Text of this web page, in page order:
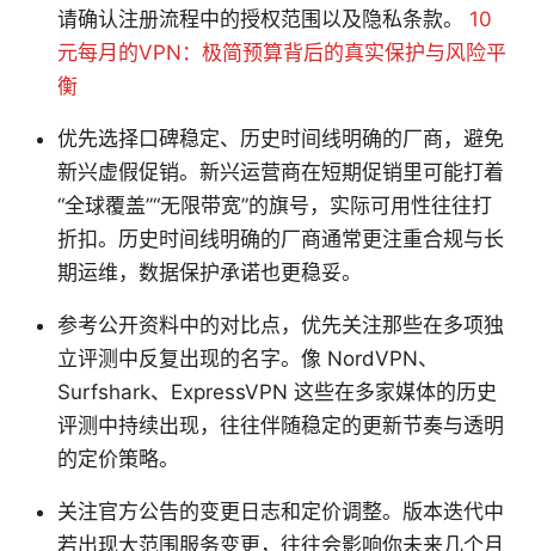
请确认注册流程中的授权范围以及隐私条款。 10
元每月的VPN：极简预算背后的真实保护与风险平
衡
优先选择口碑稳定、历史时间线明确的厂商，避免
新兴虚假促销。新兴运营商在短期促销里可能打着
“全球覆盖”“无限带宽”的旗号，实际可用性往往打
折扣。历史时间线明确的厂商通常更注重合规与长
期运维，数据保护承诺也更稳妥。
参考公开资料中的对比点，优先关注那些在多项独
立评测中反复出现的名字。像 NordVPN、
Surfshark、ExpressVPN 这些在多家媒体的历史
评测中持续出现，往往伴随稳定的更新节奏与透明
的定价策略。
关注官方公告的变更日志和定价调整。版本迭代中
若出现大范围服务变更，往往会影响你未来几个月